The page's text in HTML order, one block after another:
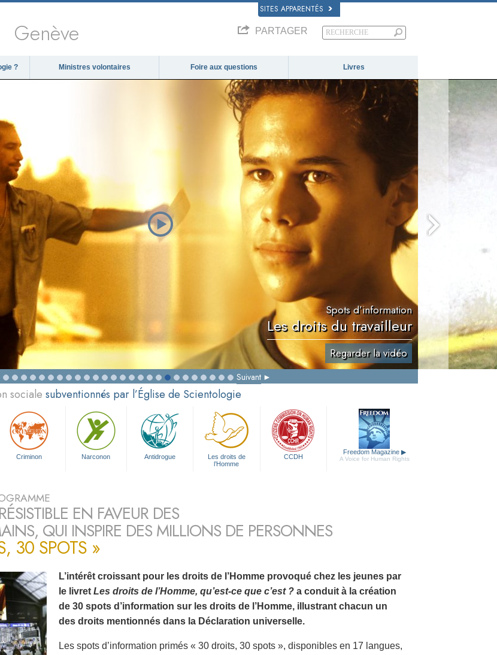
SITES APPARENTÉS
Genève PARTAGER
? Ministres volontaires Foire aux questions Livres
Spots d’information
Les droits du travailleur
Regarder la vidéo
Suivant
sociale subventionnés par l’Église de Scientologie
Criminon Narconon Antidrogue
Les droits de
l’Homme
CCDH
Freedom Magazine ▶
A Voice for Human Rights
EN FAVEUR DES
QUI INSPIRE DES MILLIONS DE PERSONNES
30 SPOTS »
L’intérêt croissant pour les droits de l’Homme provoqué chez les jeunes par
le livret Les droits de l’Homme, qu’est-ce que c’est ? a conduit à la création
de 30 spots d’information sur les droits de l’Homme, illustrant chacun un
des droits mentionnés dans la Déclaration universelle.
Les spots d’information primés « 30 droits, 30 spots », disponibles en 17 langues,